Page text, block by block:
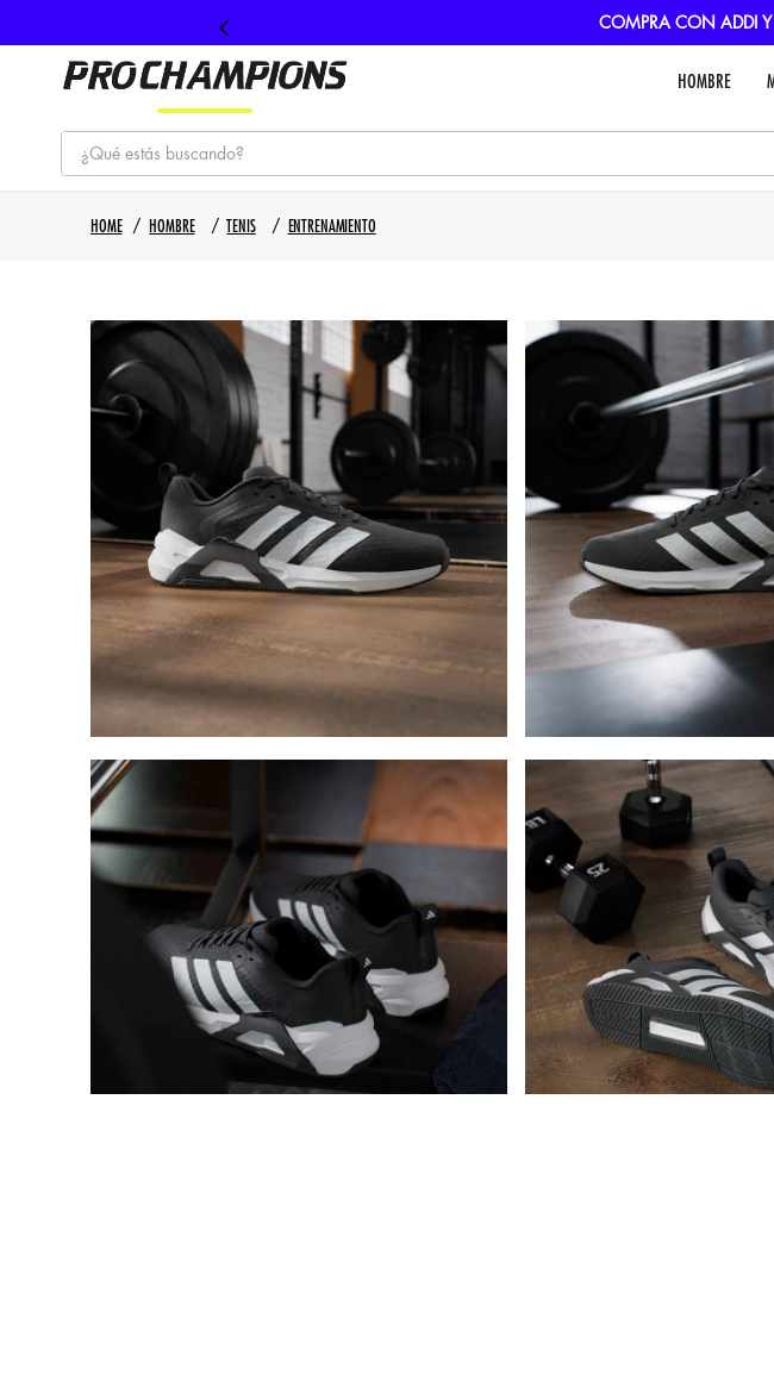
COMPRA CON ADDI
HOMBRE
¿Qué estás buscando?
1. tenis
3. nike
guayos
5. gorras
HOMBRE TENIS ENTRENAMIENTO